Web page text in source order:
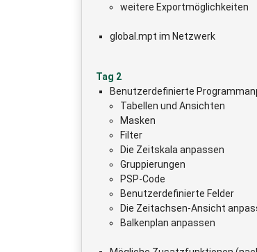
weitere Exportmöglichkeiten
global.mpt im Netzwerk
Tag 2
Benutzerdefinierte
Tabellen und Ansichten
Masken
Filter
Die Zeitskala anpassen
Gruppierungen
PSP-Code
Benutzerdefinierte Felder
Die Zeitachsen-Ansicht
Balkenplan anpassen